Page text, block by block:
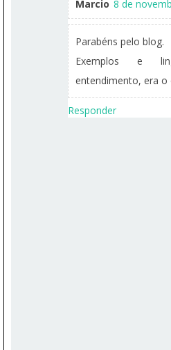
Marcio 8 de
Parabéns pelo blog.
Exemplos e
entendimento, era o
Responder